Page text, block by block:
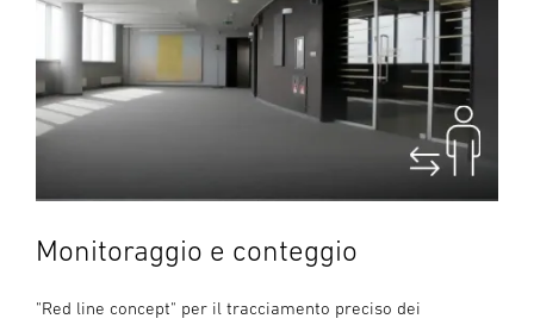
Monitoraggio e conteggio
"Red line concept" per il tracciamento preciso dei